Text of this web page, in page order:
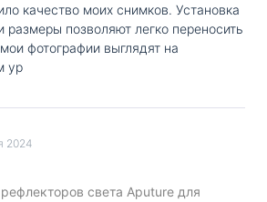
качество моих снимков. Установка
размеры позволяют легко переносить
фотографии выглядят на
ур
2024
света Aputure для